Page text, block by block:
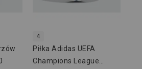
4
Piłka Adidas UEFA
Champions League